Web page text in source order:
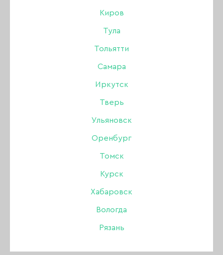
Киров
Тула
Тольятти
Самара
Иркутск
Тверь
Ульяновск
Оренбург
Томск
Курск
Хабаровск
Вологда
Рязань
В наличии в магазинах
Альбом LAQUE для слайдеров на 160 шт., белый
Размер альбома 21 см * 17,5 см.